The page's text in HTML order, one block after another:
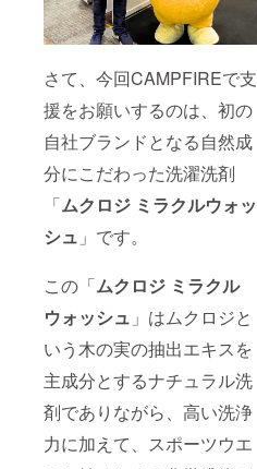
さて、今回CAMPFIREで支
援をお願いするのは、初の
自社ブランドとなる自然成
分にこだわった洗濯洗剤
「ムクロジ ミラクルウォッ
シュ 」です。
この「ムクロジ ミラクル
ウォッシュ 」はムクロジと
いう木の実の抽出エキスを
主成分とするナチュラル洗
剤でありながら、高い洗浄
力に加えて、スポーツウエ